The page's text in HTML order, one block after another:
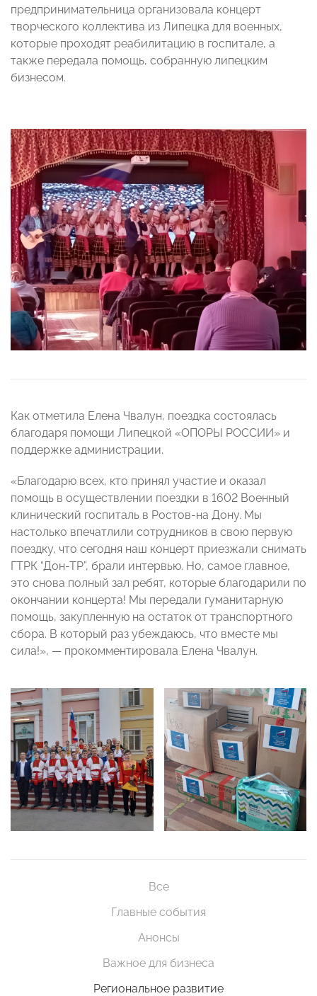
предпринимательница организовала концерт
творческого коллектива из Липецка для военных,
которые проходят реабилитацию в госпитале, а
также передала помощь, собранную липецким
бизнесом.
Как отметила Елена Чвалун, поездка состоялась
благодаря помощи Липецкой «ОПОРЫ РОССИИ» и
поддержке администрации.
«Благодарю всех, кто принял участие и оказал
помощь в осуществлении поездки в 1602 Военный
клинический госпиталь в Ростов-на Дону. Мы
настолько впечатлили сотрудников в свою первую
поездку, что сегодня наш концерт приезжали снимать
ГТРК “Дон-ТР”, брали интервью. Но, самое главное,
это снова полный зал ребят, которые благодарили по
окончании концерта! Мы передали гуманитарную
помощь, закупленную на остаток от транспортного
сбора. В который раз убеждаюсь, что вместе мы
сила!», — прокомментировала Елена Чвалун.
Все
Главные события
Анонсы
Важное для бизнеса
Региональное развитие